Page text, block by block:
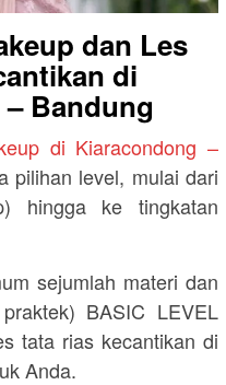
dan Les
di
Bandung
di Kiaracondong –
pilihan level, mulai dari
hingga ke tingkatan
sejumlah materi dan
BASIC LEVEL
tata rias kecantikan di
Anda.